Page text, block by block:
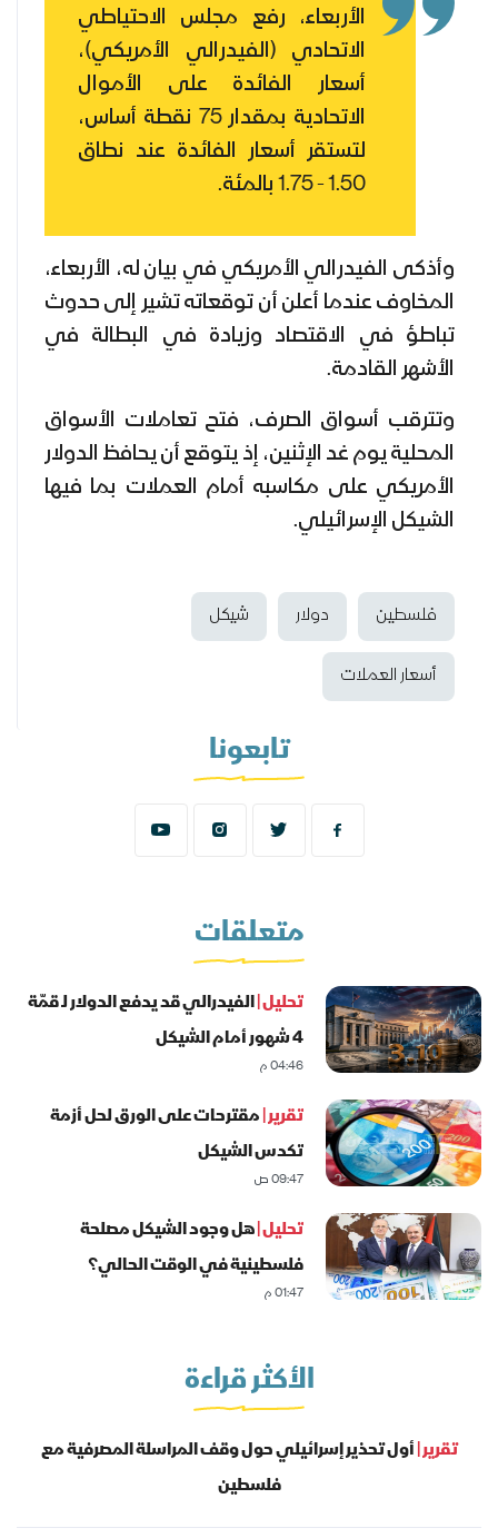
الأربعاء، رفع مجلس الاحتياطي
الاتحادي (الفيدرالي الأمريكي)،
أسعار الفائدة على الأموال
الاتحادية بمقدار 75 نقطة أساس،
لتستقر أسعار الفائدة عند نطاق
1.50 - 1.75 بالمئة.
وأذكى الفيدرالي الأمريكي في بيان له، الأربعاء،
المخاوف عندما أعلن أن توقعاته تشير إلى حدوث
تباطؤ في الاقتصاد وزيادة في البطالة في
الأشهر القادمة.
وتترقب أسواق الصرف، فتح تعاملات الأسواق
المحلية يوم غد الإثنين، إذ يتوقع أن يحافظ الدولار
الأمريكي على مكاسبه أمام العملات بما فيها
الشيكل الإسرائيلي.
فلسطين دولار شيكل
أسعار العملات
تابعونا
متعلقات
تحليل |الفيدرالي قد يدفع الدولار لـ قمّة
4 شهور أمام الشيكل
04:46 م
تقرير |مقترحات على الورق لحل أزمة
تكدس الشيكل
09:47 ص
تحليل |هل وجود الشيكل مصلحة
فلسطينية في الوقت الحالي؟
01:47 م
الأكثر قراءة
تقرير |أول تحذير إسرائيلي حول وقف المراسلة المصرفية مع
فلسطين